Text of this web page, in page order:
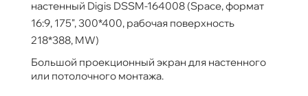
настенный Digis DSSM-164008 (Space, формат
16:9, 175", 300*400, рабочая поверхность
218*388, MW)
Большой проекционный экран для настенного
или потолочного монтажа.